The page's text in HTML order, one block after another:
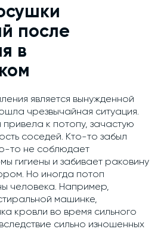
после
в
является вынужденной
чрезвычайная ситуация.
привела к потопу, зачастую
соседей. Кто-то забыл
то не соблюдает
гигиены и забивает раковину
Но иногда потоп
человека. Например,
машинке,
кровли во время сильного
сильно изношенных